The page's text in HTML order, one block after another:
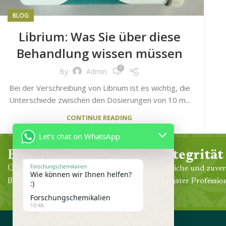
BLOG
Librium: Was Sie über diese
Behandlung wissen müssen
By Admin 0
Bei der Verschreibung von Librium ist es wichtig, die
Unterschiede zwischen den Dosierungen von 10 m...
CONTINUE READING
Erfahrung
Über 30 Jahre klinische Praxis in der
Behandlung unserer Gemeinde.
Integrität
Ehrliche und
höchster
Let's chat on WhatsApp
Forschungschemikalien
Wie können wir Ihnen helfen?
:)
Forschungschemikalien
10:46